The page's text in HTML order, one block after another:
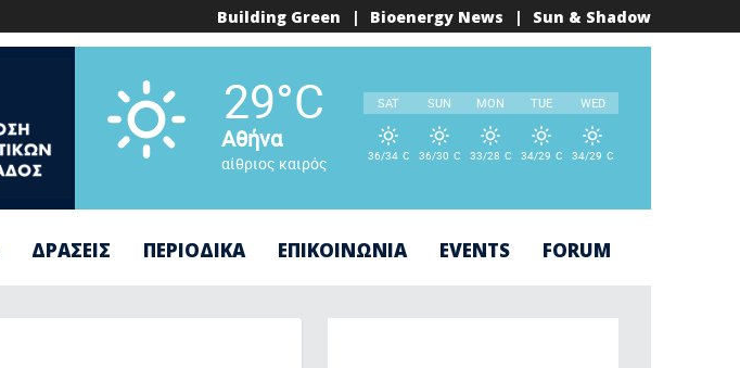
Building Green | Bioenergy News | Sun & Shadow
Αθήνα
29°C
αίθριος καιρός
SAT SUN MON TUE WED
36/34 C 36/30 C 33/28 C 34/29 C 34/29 C
ΔΡΑΣΕΙΣ ΠΕΡΙΟΔΙΚΑ ΕΠΙΚΟΙΝΩΝΙΑ EVENTS FORUM